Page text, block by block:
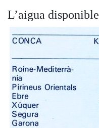
L’aigua disponible